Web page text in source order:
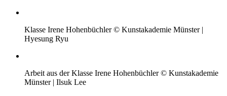
Klasse Irene Hohenbüchler © Kunstakademie Münster |
Hyesung Ryu
Arbeit aus der Klasse Irene Hohenbüchler © Kunstakademie
Münster | Ilsuk Lee